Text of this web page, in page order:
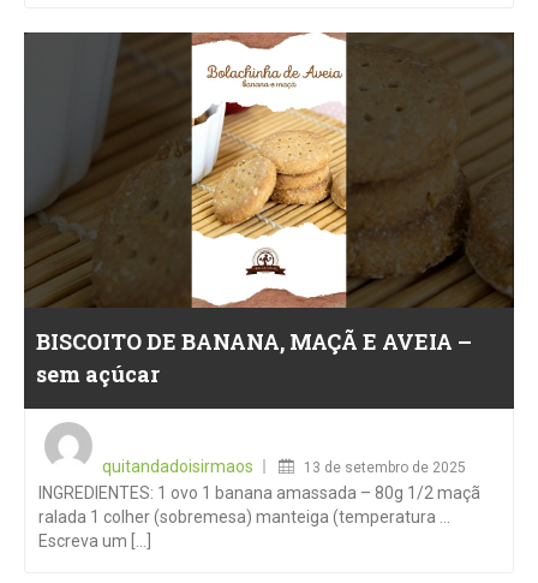
BISCOITO DE BANANA, MAÇÃ E AVEIA –
sem açúcar
quitandadoisirmaos
13 de setembro de 2025
INGREDIENTES: 1 ovo 1 banana amassada – 80g 1/2 maçã
ralada 1 colher (sobremesa) manteiga (temperatura …
Escreva um [...]